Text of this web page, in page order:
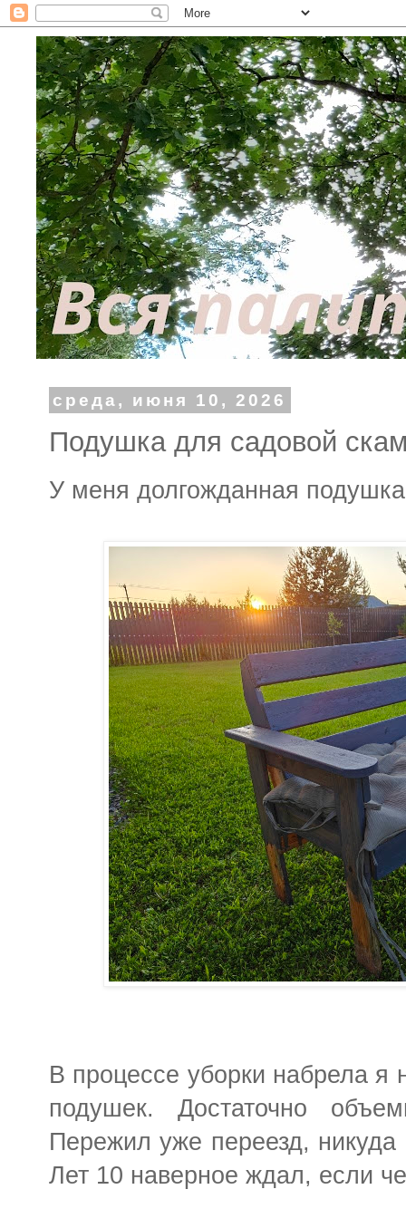
среда, июня 10, 2026
Подушка для садовой
У меня долгожданная
В процессе уборки набрела
подушек. Достаточно
Пережил уже переезд,
Лет 10 наверное ждал, если